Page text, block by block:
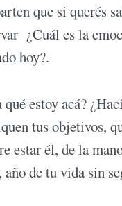
que si querés
¿Cuál es la
hoy?.
estoy acá?
tus objetivos,
estar él, de la
de tu vida sin